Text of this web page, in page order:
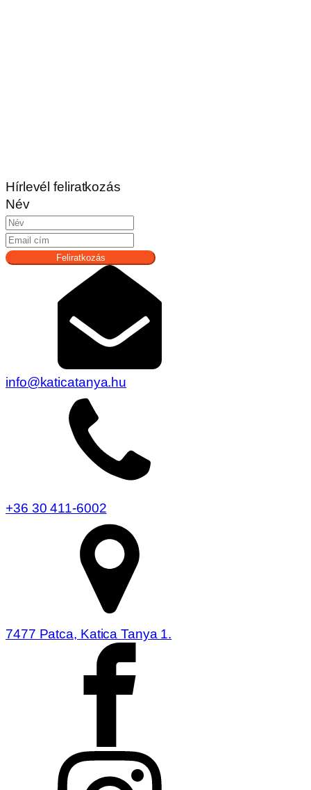
Hírlevél feliratkozás
Név
Feliratkozás
info@katicatanya.hu
+36 30 411-6002
7477 Patca, Katica Tanya 1.